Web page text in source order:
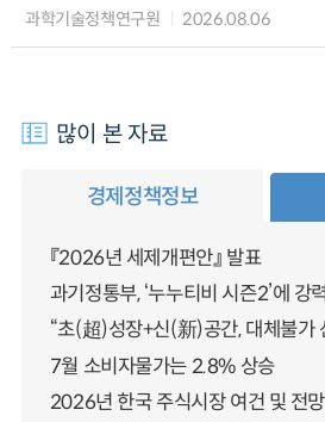
과학기술정책연구원 2026.08.06
많이 본 자료
경제정책정보
『2026년 세제개편안』 발표
과기정통부, ‘누누티비 시즌2’에 강
“초(超)성장+신(新)공간, 대체불가
7월 소비자물가는 2.8% 상승
2026년 한국 주식시장 여건 및 전망